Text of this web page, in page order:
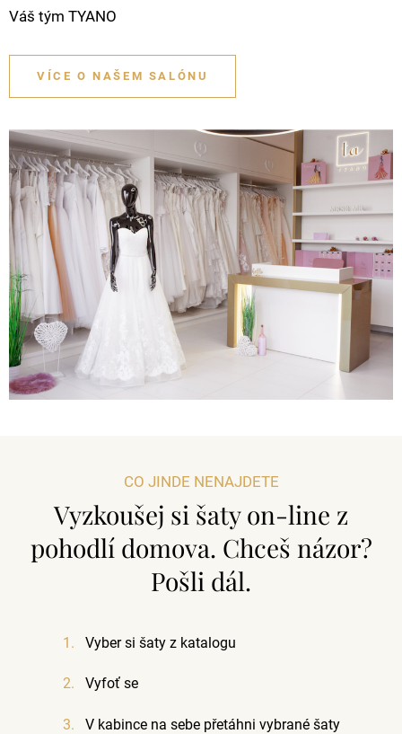
Váš tým TYANO
VÍCE O NAŠEM SALÓNU
CO JINDE NENAJDETE
Vyzkoušej si šaty on-line z
pohodlí domova. Chceš názor?
Pošli dál.
Vyber si šaty z katalogu
Vyfoť se
V kabince na sebe přetáhni vybrané šaty